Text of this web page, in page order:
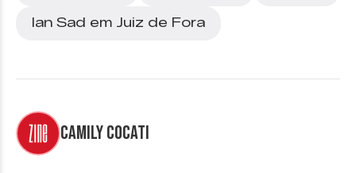
Ian Sad em Juiz de Fora
Camily Cocati